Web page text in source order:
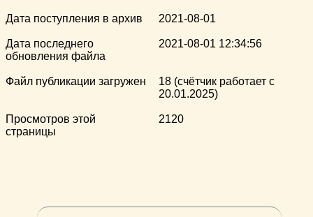
Дата поступления в архив 2021-08-01
Дата последнего
обновления файла
2021-08-01 12:34:56
Файл публикации загружен
18 (счётчик работает с
20.01.2025)
Просмотров этой
страницы
2120